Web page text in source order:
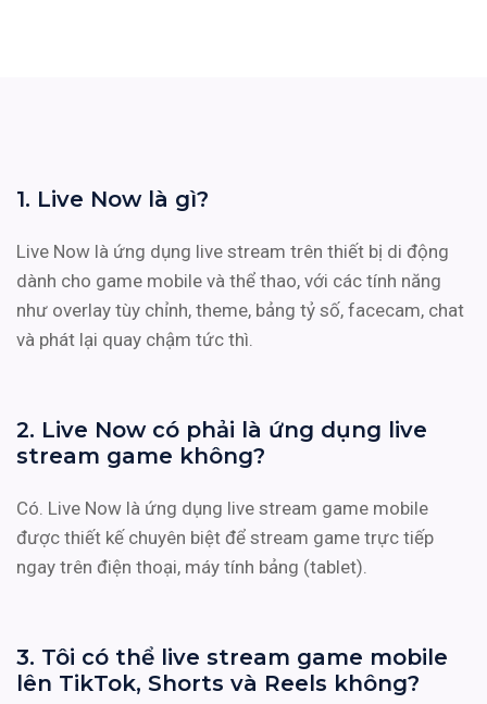
1. Live Now là gì?
Live Now là ứng dụng live stream trên thiết bị di động
dành cho game mobile và thể thao, với các tính năng
như overlay tùy chỉnh, theme, bảng tỷ số, facecam, chat
và phát lại quay chậm tức thì.
2. Live Now có phải là ứng dụng live
stream game không?
Có. Live Now là ứng dụng live stream game mobile
được thiết kế chuyên biệt để stream game trực tiếp
ngay trên điện thoại, máy tính bảng (tablet).
3. Tôi có thể live stream game mobile
lên TikTok, Shorts và Reels không?